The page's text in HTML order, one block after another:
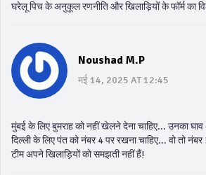
घरेलू पिच के अनुकूल रणनीति और खिलाड़ियों के फॉर्म का
Noushad M.P
मई 14, 2025 AT 12:45
मुंबई के लिए बुमराह को नहीं खेलने देना चाहिए... उनका
दिल्ली के लिए पंत को नंबर 4 पर रखना चाहिए... वो तो
टीम अपने खिलाड़ियों को समझती नहीं हैं!